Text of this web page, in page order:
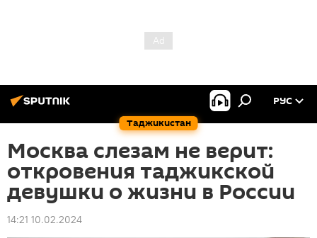
Таджикистан
РУС
Москва слезам не верит:
откровения таджикской
девушки о жизни в России
14:21 10.02.2024